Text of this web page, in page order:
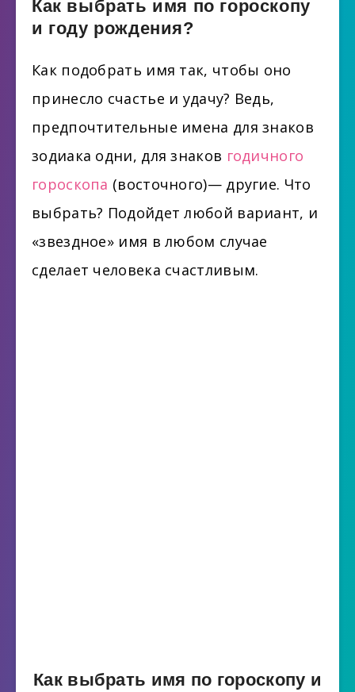
Как выбрать имя по гороскопу
и году рождения?
Как подобрать имя так, чтобы оно
принесло счастье и удачу? Ведь,
предпочтительные имена для знаков
зодиака одни, для знаков годичного
гороскопа (восточного)— другие. Что
выбрать? Подойдет любой вариант, и
«звездное» имя в любом случае
сделает человека счастливым.
Как выбрать имя по гороскопу и